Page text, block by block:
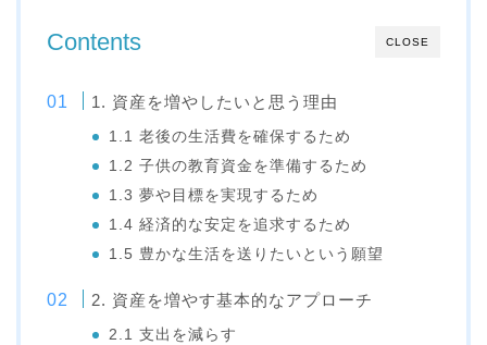
CLOSE
Contents
1. 資産を増やしたいと思う理由
1.1 老後の生活費を確保するため
1.2 子供の教育資金を準備するため
1.3 夢や目標を実現するため
1.4 経済的な安定を追求するため
1.5 豊かな生活を送りたいという願望
2. 資産を増やす基本的なアプローチ
2.1 支出を減らす